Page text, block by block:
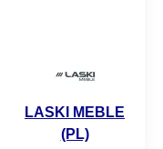
LASKI MEBLE
(PL)